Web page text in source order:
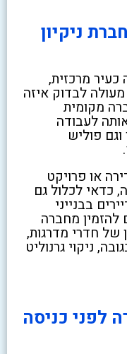
ניקיון
כעיר מרכזית,
לבדוק איזה
מקומית
לעבודה
פוליש
או פרויקט
כדאי לכלול גם
בבנייני
להזמין מחברה
של חדרי מדרגות,
ניקוי גרנוליט
לפני כניסה